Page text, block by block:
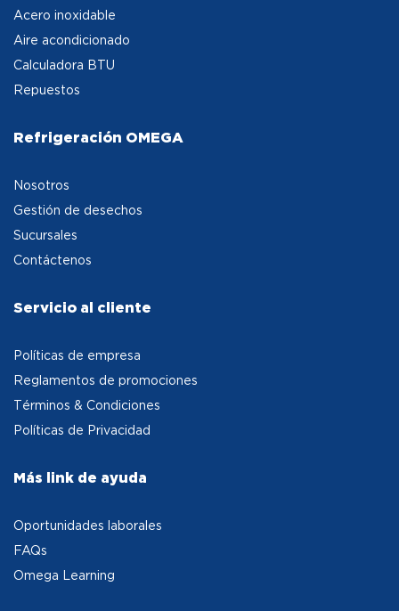
Acero inoxidable
Aire acondicionado
Calculadora BTU
Repuestos
Refrigeración OMEGA
Nosotros
Gestión de desechos
Sucursales
Contáctenos
Servicio al cliente
Políticas de empresa
Reglamentos de promociones
Términos & Condiciones
Políticas de Privacidad
Más link de ayuda
Oportunidades laborales
FAQs
Omega Learning